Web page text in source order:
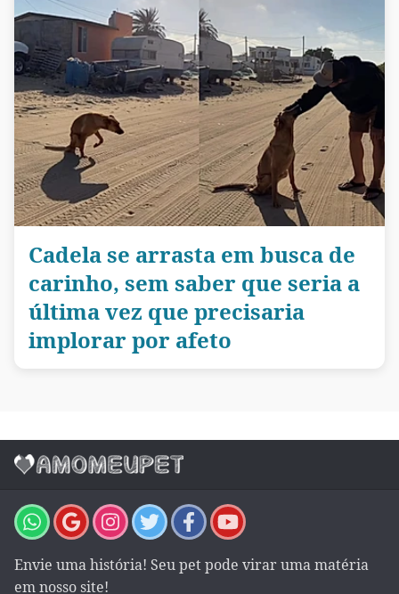
Cadela se arrasta em busca de
carinho, sem saber que seria a
última vez que precisaria
implorar por afeto
Envie uma história! Seu pet pode virar uma matéria
em nosso site!